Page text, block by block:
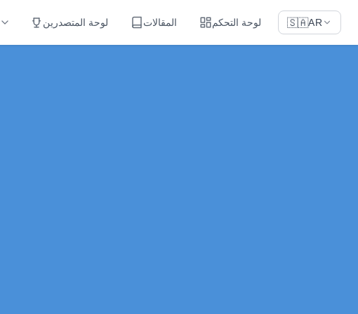
لوحة المتصدرين المقالات لوحة التحكم 🇸🇦AR